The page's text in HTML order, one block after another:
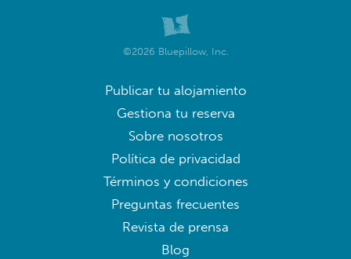
©2026 Bluepillow, Inc.
Publicar tu alojamiento
Gestiona tu reserva
Sobre nosotros
Política de privacidad
Términos y condiciones
Preguntas frecuentes
Revista de prensa
Blog